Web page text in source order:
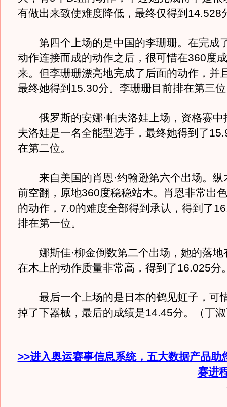
有做出来致使难度降低，最终仅得到14.528
第四个上场的是中国的李珊珊。在完成
动作连接而成的动作之后，很可惜在360度
来。但李珊珊漂亮地完成了后面的动作，并
最终她得到15.30分。李珊珊目前排在第三
俄罗斯的安娜·帕夫洛娃上场，资格赛中
夫洛娃是一名全能型选手，最终她得到了
在第二位。
来自美国的肖恩·约翰逊第六个出场。纵
前空翻，原地360度稳稳站木。肖恩非常出
的动作，7.0的难度全部得到承认，得到了
排在第一位。
娜斯佳·柳金倒数第二个出场，她的落地
在木上的动作质量非常高，得到了16.025分
最后一个上场的是日本的鹤见虹子，可
掉了下器械，最后的成绩是14.45分。（丁
>>进入奥运赛事信息系统，五大数据产品助
赛进